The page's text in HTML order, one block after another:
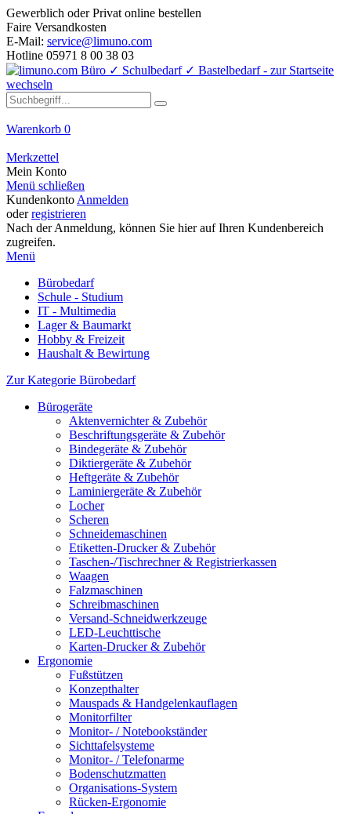
Gewerblich oder Privat online bestellen
Faire Versandkosten
E-Mail: service@limuno.com
Hotline 05971 8 00 38 03
Warenkorb 0
Merkzettel
Mein Konto
Menü schließen
Kundenkonto Anmelden
oderregistrieren
Nach der Anmeldung, können Sie hier auf Ihren Kundenbereich
zugreifen.
Menü
Bürobedarf
Schule - Studium
IT - Multimedia
Lager & Baumarkt
Hobby & Freizeit
Haushalt & Bewirtung
Zur Kategorie Bürobedarf
Bürogeräte
Aktenvernichter & Zubehör
Beschriftungsgeräte & Zubehör
Bindegeräte & Zubehör
Diktiergeräte & Zubehör
Heftgeräte & Zubehör
Laminiergeräte & Zubehör
Locher
Scheren
Schneidemaschinen
Etiketten-Drucker & Zubehör
Taschen-/Tischrechner & Registrierkassen
Waagen
Falzmaschinen
Schreibmaschinen
Versand-Schneidwerkzeuge
LED-Leuchttische
Karten-Drucker & Zubehör
Ergonomie
Fußstützen
Konzepthalter
Mauspads & Handgelenkauflagen
Monitorfilter
Monitor- / Notebookständer
Sichttafelsysteme
Monitor- / Telefonarme
Bodenschutzmatten
Organisations-System
Rücken-Ergonomie